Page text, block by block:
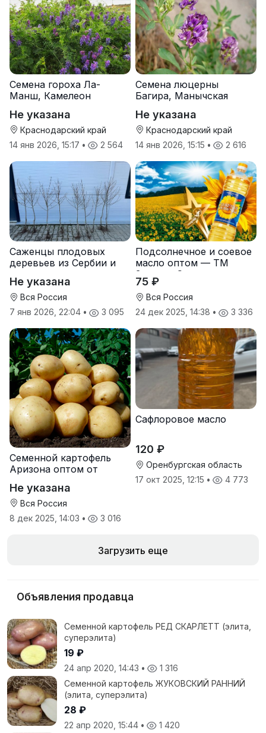
Семена гороха Ла-
Манш, Камелеон
Не указана
Краснодарский край
14 янв 2026, 15:17 • 2 564
Семена люцерны
Багира, Манычская
Не указана
Краснодарский край
14 янв 2026, 15:15 • 2 616
Саженцы плодовых
деревьев из Сербии и
Не указана
Вся Россия
7 янв 2026, 22:04 • 3 095
Подсолнечное и соевое
масло оптом — ТМ
Золотая Семечка
75 ₽
Вся Россия
24 дек 2025, 14:38 • 3 336
Семенной картофель
Аризона оптом от
Не указана
Вся Россия
8 дек 2025, 14:03 • 3 016
Сафлоровое масло
120 ₽
Оренбургская область
17 окт 2025, 12:15 • 4 773
Загрузить еще
Объявления продавца
Семенной картофель РЕД СКАРЛЕТТ (элита,
суперэлита)
19 ₽
24 апр 2020, 14:43 •
1 316
Семенной картофель ЖУКОВСКИЙ РАННИЙ
(элита, суперэлита)
28 ₽
22 апр 2020, 15:44 •
1 420